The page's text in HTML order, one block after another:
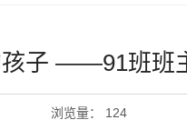
孩子 ——91班班
浏览量： 124